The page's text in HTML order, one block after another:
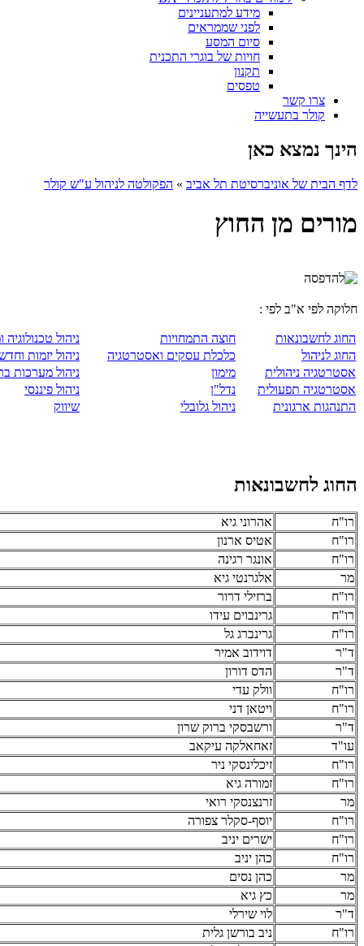
מידע למתעניינים
לפני שממראים
סיום המסע
חויות של בוגרי התכנית
תקנון
טפסים
צרו קשר
קולר בתעשייה
הינך נמצא כאן
לדף הבית של אוניברסיטת תל אביב » הפקולטה לניהול ע"ש קולר
מורים מן החוץ
חלוקה לפי א"ב לפי :
החוג לחשבונאות חוצה התמחויות
ניהול טכנולוגיה
החוג לניהול
כלכלת עסקים ואסטרטגיה
ניהול יזמות
אסטרטגיה ניהולית
מימון
ניהול מערכות
אסטרטגיה תפעולית
נדל"ן
ניהול פיננסי
התנהגות ארגונית
ניהול גלובלי שיווק
החוג לחשבונאות
רו"ח
אהרוני גיא
רו"ח
אטיס ארנון
רו"ח
אונגר רגינה
מר
אלגרנטי גיא
רו"ח
ברזילי דרור
רו"ח
גרינבוים עידו
רו"ח
גרינברג גל
ד"ר
דוידוב אמיר
ד"ר
הדס דורון
רו"ח
וולק עדי
רו"ח
ויטאן דני
ד"ר
ורשבסקי ברוק שרון
עו"ד
זאחאלקה עיקאב
רו"ח
זיכלינסקי ניר
רו"ח
זמורה גיא
מר
זרנצנסקי רואי
רו"ח
יוסף-סקלר צפורה
רו"ח
ישרים יניב
רו"ח
כהן יניב
מר
כהן נסים
מר
כץ גיא
ד"ר
לוי שירלי
רו"ח
ניב בורשן גלית